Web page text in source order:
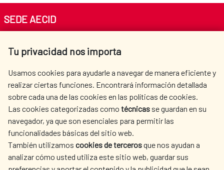
Tu privacidad nos importa
Usamos cookies para ayudarle a navegar de manera eficiente y
realizar ciertas funciones. Encontrará información detallada
sobre cada una de las cookies en las políticas de cookies.
Las cookies categorizadas como técnicas se guardan en su
navegador, ya que son esenciales para permitir las
funcionalidades básicas del sitio web.
También utilizamos cookies de tercerosque nos ayudan a
analizar cómo usted utiliza este sitio web, guardar sus
SEDE AECID
Tel. +34 900 20 30 54​​​​​​​
AECID
WHERE DO WE COOPERATE?
SPANISH HUMANITARIAN
ACTION
PRESS ROOM
CULTURE AND SCIENCE LIBRARY